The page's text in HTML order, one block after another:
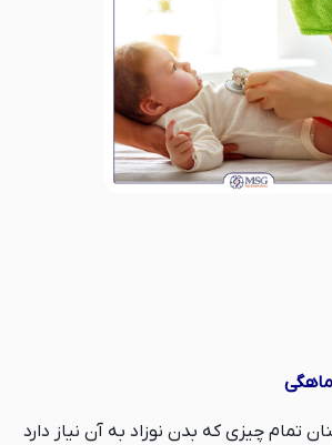
تمام چیزی که بدن نوزاد به آن نیاز دارد